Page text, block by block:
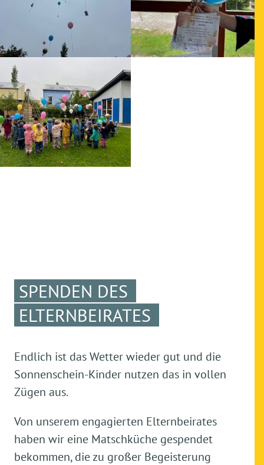
SPENDEN DES
ELTERNBEIRATES
Endlich ist das Wetter wieder gut und die
Sonnenschein-Kinder nutzen das in vollen
Zügen aus.
Von unserem engagierten Elternbeirates
haben wir eine Matschküche gespendet
bekommen, die zu großer Begeisterung